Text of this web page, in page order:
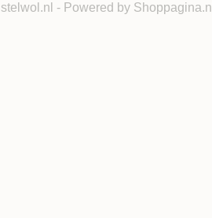
- Powered by Shoppagina.nl